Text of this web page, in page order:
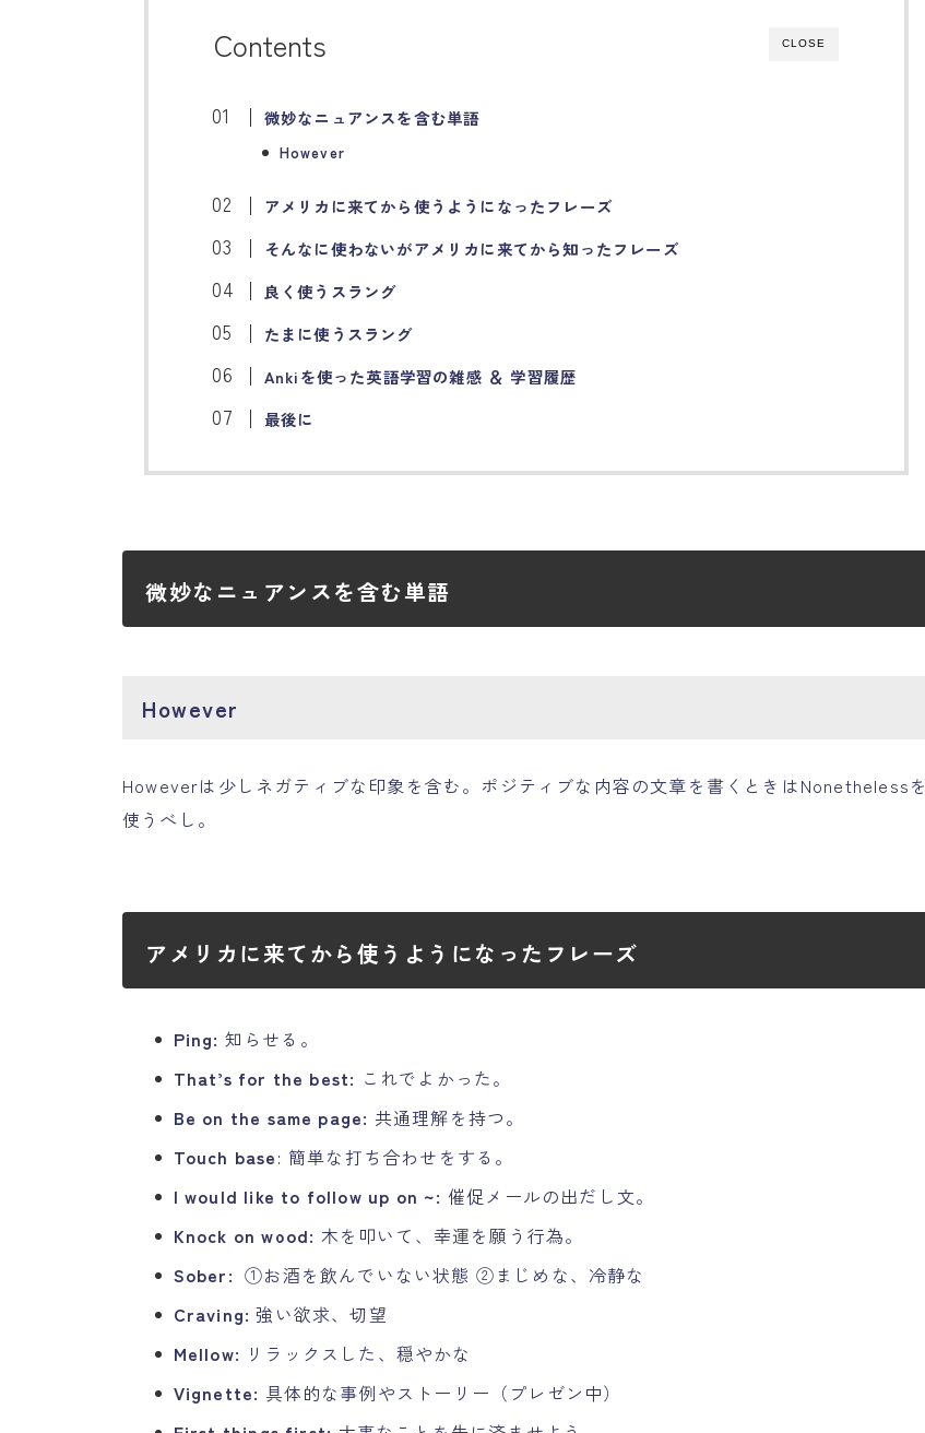
CLOSE
Contents
微妙なニュアンスを含む単語
However
アメリカに来てから使うようになったフレーズ
そんなに使わないがアメリカに来てから知ったフレーズ
良く使うスラング
たまに使うスラング
Ankiを使った英語学習の雑感 ＆ 学習履歴
最後に
微妙なニュアンスを含む単語
However
Howeverは少しネガティブな印象を含む。ポジティブな内容の文章を書くときはNonethelessを
使うべし。
アメリカに来てから使うようになったフレーズ
Ping: 知らせる。
That’s for the best: これでよかった。
Be on the same page: 共通理解を持つ。
Touch base: 簡単な打ち合わせをする。
I would like to follow up on ~: 催促メールの出だし文。
Knock on wood: 木を叩いて、幸運を願う行為。
Sober: ①お酒を飲んでいない状態 ②まじめな、冷静な
Craving: 強い欲求、切望
Mellow: リラックスした、穏やかな
Vignette: 具体的な事例やストーリー（プレゼン中）